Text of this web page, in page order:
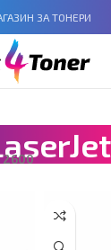
ЗА ТОНЕРИ
2600